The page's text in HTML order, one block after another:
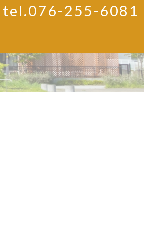
tel.076-255-6081